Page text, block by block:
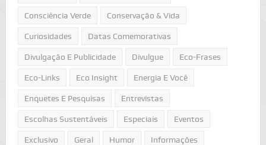
Consciência Verde Conservação & Vida
Curiosidades Datas Comemorativas
Divulgação E Publicidade Divulgue Eco-Frases
Eco-Links Eco Insight Energia E Você
Enquetes E Pesquisas Entrevistas
Escolhas Sustentáveis Especiais Eventos
Exclusivo Geral Humor Informações